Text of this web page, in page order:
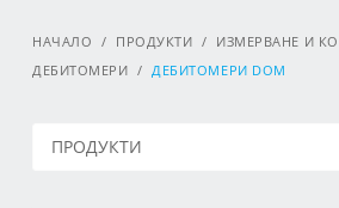
НАЧАЛО / ПРОДУКТИ / ИЗМЕРВАНЕ И
ДЕБИТОМЕРИ / ДЕБИТОМЕРИ DOM
ПРОДУКТИ